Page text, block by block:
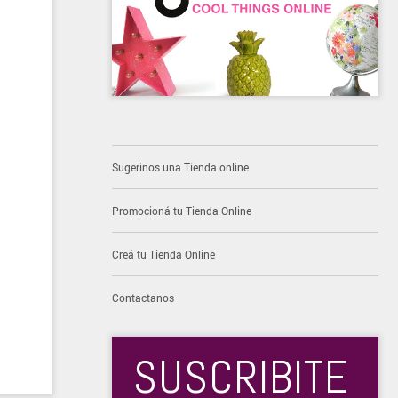
Sugerinos una Tienda online
Promocioná tu Tienda Online
Creá tu Tienda Online
Contactanos
SUSCRIBITE